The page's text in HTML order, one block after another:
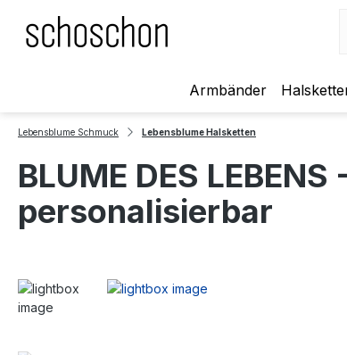
Hauptinhalt springen
Zur Suche springen
Zur Hauptnavigation springen
Armbänder
Lebensblume Schmuck Lebensblume Halsketten
BLUME DES
personalisierbar